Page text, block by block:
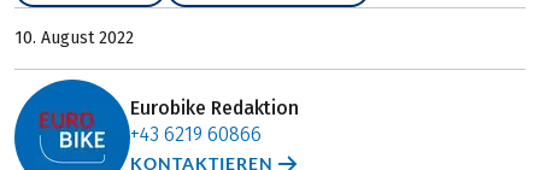
10. August 2022
Eurobike Redaktion
+43 6219 60866
KONTAKTIEREN